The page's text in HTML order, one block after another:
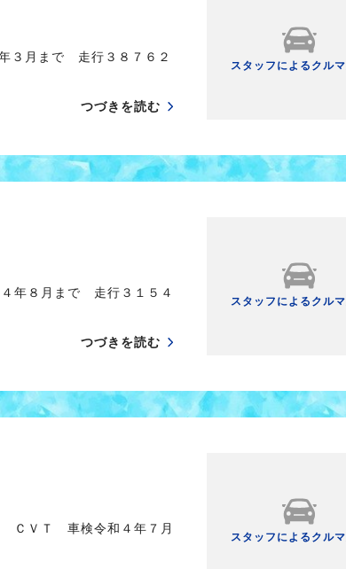
月まで 走行３８７６２
つづきを読む
スタッフによるクル
８月まで 走行３１５４
つづきを読む
スタッフによるクル
ＶＴ 車検令和４年７月
スタッフによるクル